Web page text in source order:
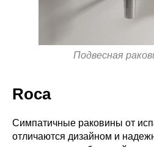
Подвесная
Roca
Симпатичные раковины от
отличаются дизайном и